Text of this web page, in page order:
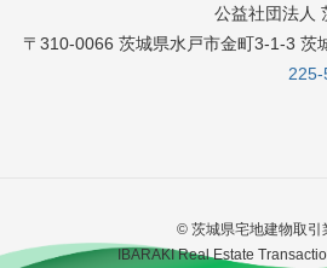
公益社団法人
〒310-0066 茨城県水戸市金町3-1-3 茨
© 茨城県宅地建物取引
IBARAKI Real Estate